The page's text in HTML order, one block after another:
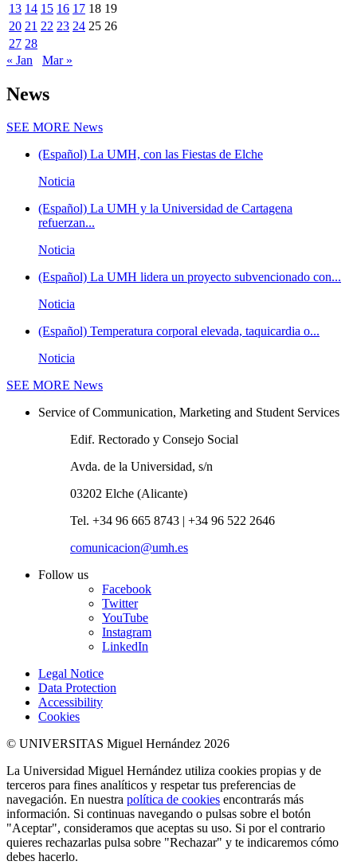
13 14 15 16 17 18 19
20 21 22 23 24 25 26
27 28
« Jan
Mar »
News
SEE MORE News
(Español) La UMH, con las Fiestas de Elche
Noticia
(Español) La UMH y la Universidad de Cartagena
refuerzan...
Noticia
(Español) La UMH lidera un proyecto subvencionado con...
Noticia
(Español) Temperatura corporal elevada, taquicardia o...
Noticia
SEE MORE News
Service of Communication, Marketing and Student Services
Edif. Rectorado y Consejo Social
Avda. de la Universidad, s/n
03202 Elche (Alicante)
Tel. +34 96 665 8743 | +34 96 522 2646
comunicacion@umh.es
Follow us
Facebook
Twitter
YouTube
Instagram
LinkedIn
Legal Notice
Data Protection
Accessibility
Cookies
© UNIVERSITAS Miguel Hernández 2026
La Universidad Miguel Hernández utiliza cookies propias y de
terceros para fines analíticos y respetar tus preferencias de
navegación. En nuestra política de cookies encontrarás más
información. Si continuas navegando o pulsas sobre el botón
"Aceptar", consideramos que aceptas su uso. Si por el contrario
quieres rechazarlas pulsa sobre "Rechazar" y te indicaremos cómo
debes hacerlo.